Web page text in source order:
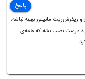
ریفرش‌ریت مانیتور بهینه نباشه،
باید درست نصب بشه که همه‌ی
پاسخ